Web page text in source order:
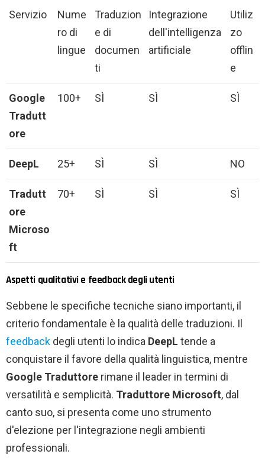
Servizio
Nume
ro di
lingue
Traduzion
e di
documen
ti
Integrazione
dell'intelligenza
artificiale
Utiliz
zo
offlin
e
Google
Tradutt
ore
100+ SÌ SÌ SÌ
DeepL 25+ SÌ SÌ NO
Tradutt
ore
Microso
ft
70+ SÌ SÌ SÌ
Aspetti qualitativi e feedback degli utenti
Sebbene le specifiche tecniche siano importanti, il
criterio fondamentale è la qualità delle traduzioni. Il
feedback degli utenti lo indica DeepL tende a
conquistare il favore della qualità linguistica, mentre
Google Traduttore rimane il leader in termini di
versatilità e semplicità. Traduttore Microsoft, dal
canto suo, si presenta come uno strumento
d'elezione per l'integrazione negli ambienti
professionali.